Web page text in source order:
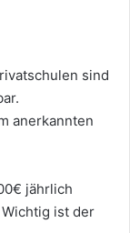
sind
anerkannten
jährlich
ist der